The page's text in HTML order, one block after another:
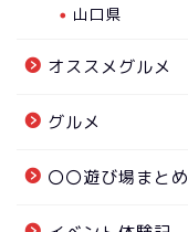
山口県
オススメグルメ
グルメ
〇〇遊び場まとめ